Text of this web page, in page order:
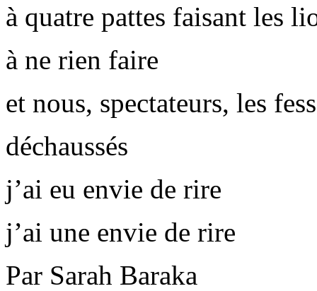
à quatre pattes faisant les
à ne rien faire
et nous, spectateurs, les
déchaussés
j’ai eu envie de rire
j’ai une envie de rire
Par Sarah Baraka